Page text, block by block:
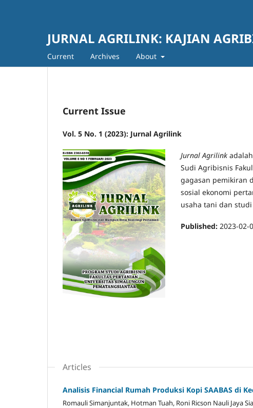
JURNAL AGRILINK: KAJIAN
Current Archives About
Current Issue
Vol. 5 No. 1 (2023): Jurnal Agrilink
Jurnal Agrilink
Sudi Agribisnis
gagasan pemikiran
sosial ekonomi
usaha tani dan
Published: 2023-02-
Articles
Analisis Financial Rumah Produksi Kopi SAABAS di
Romauli Simanjuntak, Hotman Tuah, Roni Ricson Nauli Jaya